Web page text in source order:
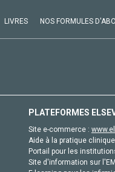
LIVRES NOS FORMULES
PLATEFORMES
Site e-commerce :
Aide à la pratique
Portail pour les
Site d'information sur